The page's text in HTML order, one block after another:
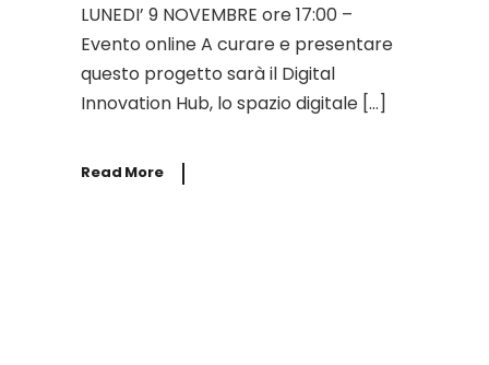
LUNEDI’ 9 NOVEMBRE ore 17:00 –
Evento online A curare e presentare
questo progetto sarà il Digital
Innovation Hub, lo spazio digitale […]
Read More